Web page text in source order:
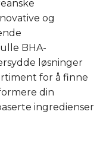
og
BHA-
løsninger
for å finne
din
ingredienser